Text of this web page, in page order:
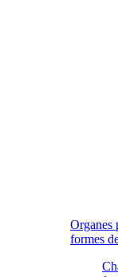
Organes
formes